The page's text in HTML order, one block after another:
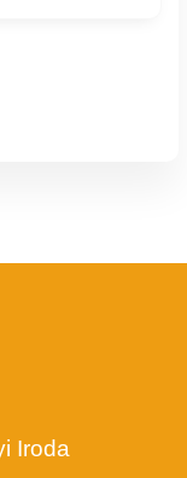
Iroda